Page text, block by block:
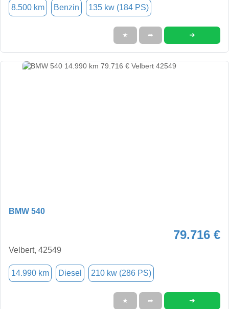
8.500 km Benzin 135 kw (184 PS)
★ ➦ ➜
BMW 540
79.716 €
Velbert, 42549
14.990 km Diesel 210 kw (286 PS)
★ ➦ ➜